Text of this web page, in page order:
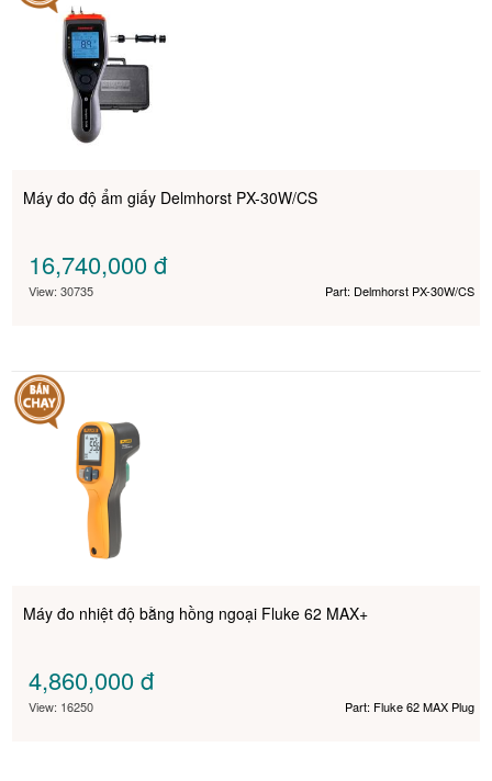
Máy đo độ ẩm giấy Delmhorst PX-30W/CS
16,740,000đ
View: 30735 Part: Delmhorst PX-30W/CS
Máy đo nhiệt độ bằng hồng ngoại Fluke 62 MAX+
4,860,000đ
View: 16250 Part: Fluke 62 MAX Plug